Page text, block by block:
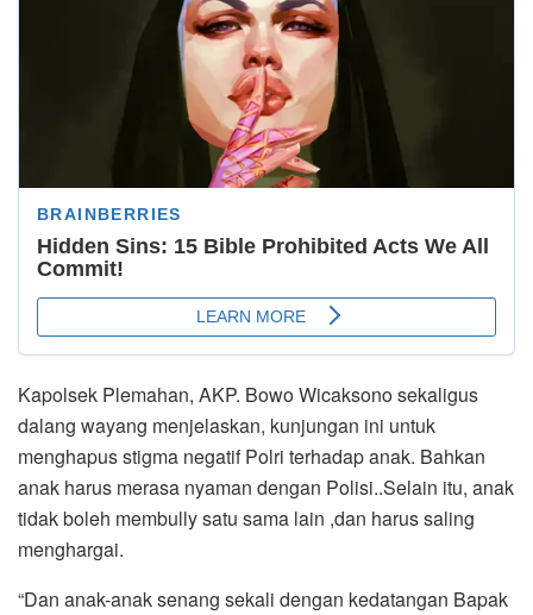
Kapolsek Plemahan, AKP. Bowo Wicaksono sekaligus
dalang wayang menjelaskan, kunjungan ini untuk
menghapus stigma negatif Polri terhadap anak. Bahkan
anak harus merasa nyaman dengan Polisi..Selain itu, anak
tidak boleh membully satu sama lain ,dan harus saling
menghargai.
“Dan anak-anak senang sekali dengan kedatangan Bapak